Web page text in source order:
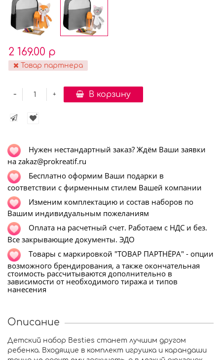
2 169.00 р
Товар партнера
+
- В корзину
Нужен нестандартный заказ? Ждём Ваши заявки
на zakaz@prokreatif.ru
Бесплатно оформим Ваши подарки в
соответствии с фирменным стилем Вашей компании
Изменим комплектацию и состав наборов по
Вашим индивидуальным пожеланиям
Оплата на расчетный счет. Работаем с НДС и без.
Все закрывающие документы. ЭДО
Товары с маркировкой "ТОВАР ПАРТНЁРА" - опции
возможного брендирования, а также окончательная
стоимость рассчитываются дополнительно в
зависимости от необходимого тиража и типов
нанесения
Описание
Детский набор Besties станет лучшим другом
ребенка. Входящие в комплект игрушка и карандаши